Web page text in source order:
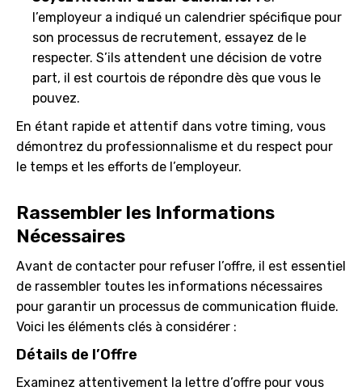
l’employeur a indiqué un calendrier spécifique pour
son processus de recrutement, essayez de le
respecter. S’ils attendent une décision de votre
part, il est courtois de répondre dès que vous le
pouvez.
En étant rapide et attentif dans votre timing, vous
démontrez du professionnalisme et du respect pour
le temps et les efforts de l’employeur.
Rassembler les Informations
Nécessaires
Avant de contacter pour refuser l’offre, il est essentiel
de rassembler toutes les informations nécessaires
pour garantir un processus de communication fluide.
Voici les éléments clés à considérer :
Détails de l’Offre
Examinez attentivement la lettre d’offre pour vous